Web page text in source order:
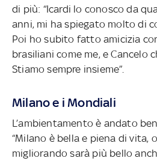
di più: “Icardi lo conosco da
anni, mi ha spiegato molto di
Poi ho subito fatto amicizia
brasiliani come me, e Cancelo
Stiamo sempre insieme”.
Milano e i Mondiali
L’ambientamento è andato
“Milano è bella e piena di vita,
migliorando sarà più bello